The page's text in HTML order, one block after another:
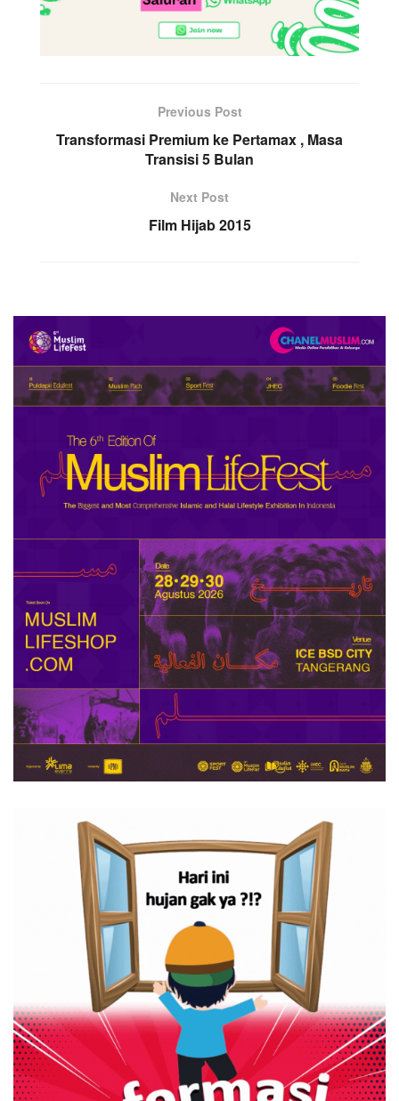
Previous Post
Transformasi Premium ke Pertamax , Masa
Transisi 5 Bulan
Next Post
Film Hijab 2015